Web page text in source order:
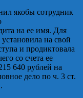
якобы сотрудник
на ее имя. Для
на свой
и продиктовала
со счета ее
640 рублей на
дело по ч. 3 ст.